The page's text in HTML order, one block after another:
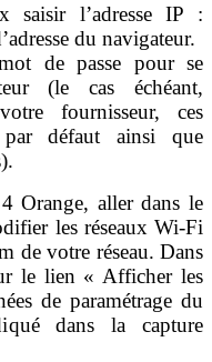
saisir l’adresse IP :
du navigateur.
de passe pour se
(le cas échéant,
fournisseur, ces
défaut ainsi que
Orange, aller dans le
les réseaux Wi-Fi
de votre réseau. Dans
le lien « Afficher les
de paramétrage du
dans la capture